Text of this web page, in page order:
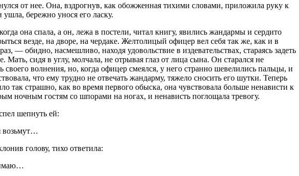
от нее. Она, вздрогнув, как обожженная тихими словами, приложила руку к
ушла, бережно унося его ласку.
она спала, а он, лежа в постели, читал книгу, явились жандармы и сердито
везде, на дворе, на чердаке. Желтолицый офицер вел себя так же, как и в
— обидно, насмешливо, находя удовольствие в издевательствах, стараясь задеть
Мать, сидя в углу, молчала, не отрывая глаз от лица сына. Он старался не
своего волнения, но, когда офицер смеялся, у него странно шевелились пальцы, и
что ему трудно не отвечать жандарму, тяжело сносить его шутки. Теперь
так страшно, как во время первого обыска, она чувствовала больше ненависти к
ночным гостям со шпорами на ногах, и ненависть поглощала тревогу.
шепнуть ей:
голову, тихо ответила: